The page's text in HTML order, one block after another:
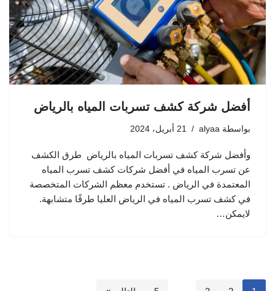
أفضل شركة كشف تسربات المياه بالرياض
بواسطة alyaa 21 أبريل، 2024
وأفضل شركة كشف تسربات المياه بالرياض طرق الكشف
عن تسرب المياه في أفضل شركات كشف تسرب المياه
المعتمدة في الرياض . تستخدم معظم الشركات المتخصصة
في كشف تسرب المياه في الرياض العليا طرقًا متشابهة.
لايمكن…